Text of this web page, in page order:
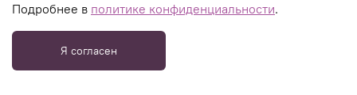
Юридическая информация
Подробнее в политике конфиденциальности.
Я согласен